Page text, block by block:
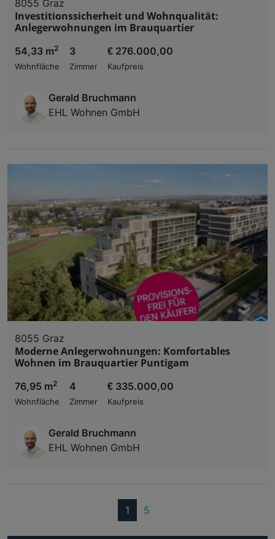
8055 Graz
Investitionssicherheit und Wohnqualität:
Anlegerwohnungen im Brauquartier
54,33 m2
Wohnfläche
3
Zimmer
€ 276.000,00
Kaufpreis
Gerald Bruchmann
EHL Wohnen GmbH
8055 Graz
Moderne Anlegerwohnungen: Komfortables
Wohnen im Brauquartier Puntigam
76,95 m2
Wohnfläche
4
Zimmer
€ 335.000,00
Kaufpreis
Gerald Bruchmann
EHL Wohnen GmbH
1 (current)
5